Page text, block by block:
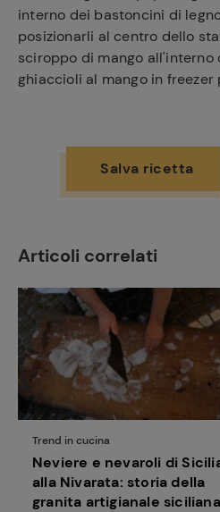
interno dei bastoncini di
posizionarli al centro dello
sciroppo di mango all'interno
ghiaccioli al mango in
Salva ricetta
Articoli correlati
Trend in cucina
Neviere e nevaroli di
alla Nivarata: storia della
granita artigianale siciliana
Ricette